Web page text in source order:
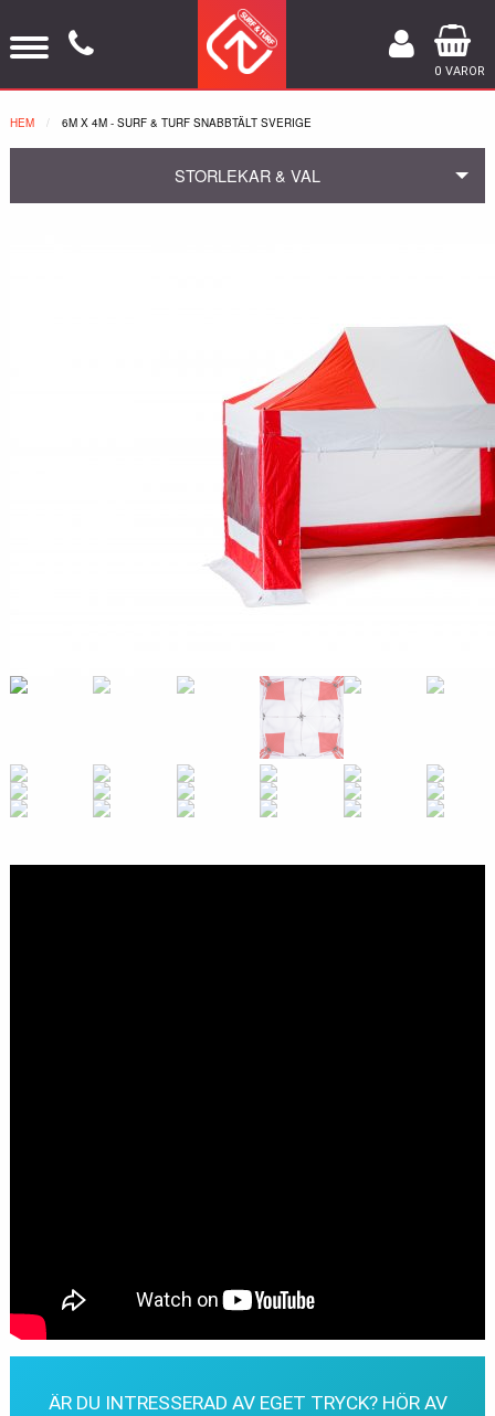
0 VAROR
HEM NUVARANDE:
6M X 4M - SURF & TURF SNABBTÄLT SVERIGE
STORLEKAR & VAL
ÄR DU INTRESSERAD AV EGET TRYCK? HÖR AV